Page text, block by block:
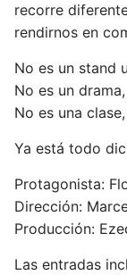
recorre
rendirnos en
No es un stand
No es un
No es una
Ya está todo
Protagonista:
Dirección:
Producción:
Las entradas